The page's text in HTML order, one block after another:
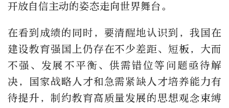
开放自信主动的姿态走向世界舞台。
在看到成绩的同时，要清醒地认识到，我国在
建设教育强国上仍存在不少差距、短板，大而
不强、发展不平衡、供需错位等问题亟待解
决，国家战略人才和急需紧缺人才培养能力有
待提升，制约教育高质量发展的思想观念束缚